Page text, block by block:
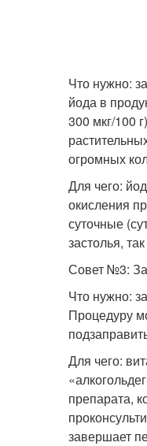
Что нужно:
йода в
300 мкг/100
огромных
Для чего:
окисления
суточные
застолья,
Совет №3:
Что нужно:
Процедуру
Для чего:
препарата,
завершает